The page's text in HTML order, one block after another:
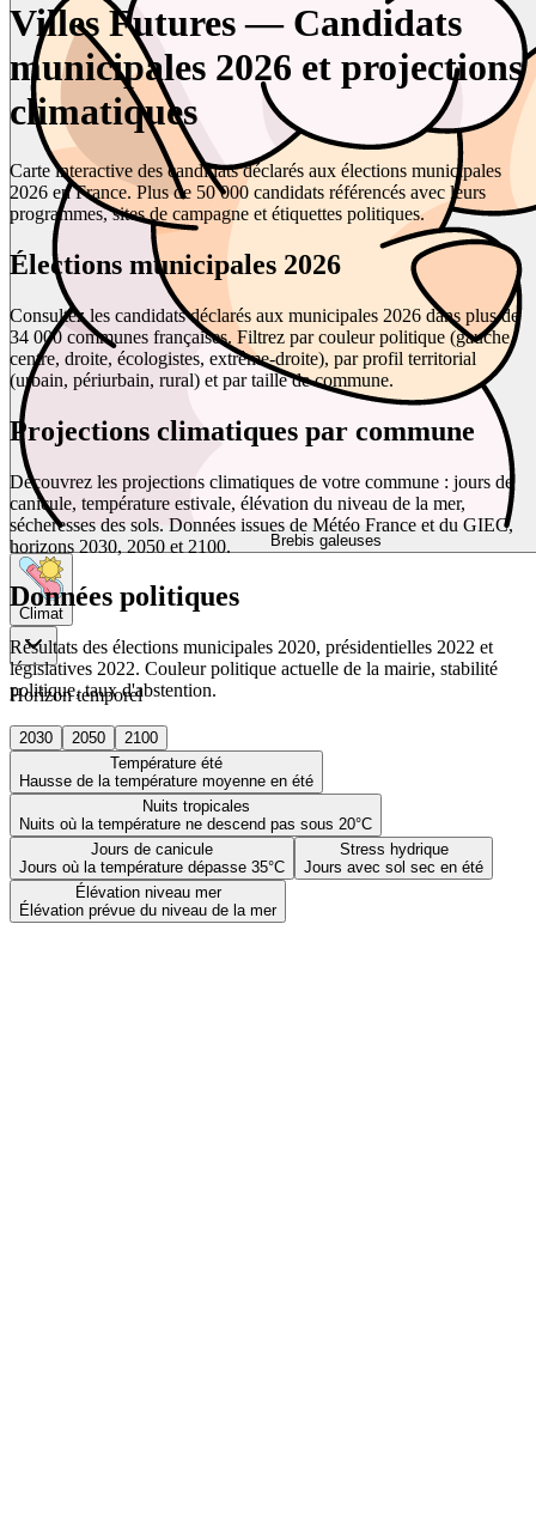
Brebis galeuses
Climat
Horizon temporel
2030 2050
2100
Température été
Hausse de la température moyenne en été
Nuits tropicales
Nuits où la température ne descend pas sous 20°C
Jours de canicule
Jours où la température dépasse 35°C
Stress hydrique
Jours avec sol sec en été
Élévation niveau mer
Élévation prévue du niveau de la mer
Villes Futures — Candidats
municipales 2026 et projections
climatiques
Carte interactive des candidats déclarés aux élections municipales
2026 en France. Plus de 50 000 candidats référencés avec leurs
programmes, sites de campagne et étiquettes politiques.
Élections municipales 2026
Consultez les candidats déclarés aux municipales 2026 dans plus de
34 000 communes françaises. Filtrez par couleur politique (gauche,
centre, droite, écologistes, extrême-droite), par profil territorial
(urbain, périurbain, rural) et par taille de commune.
Projections climatiques par commune
Découvrez les projections climatiques de votre commune : jours de
canicule, température estivale, élévation du niveau de la mer,
sécheresses des sols. Données issues de Météo France et du GIEC,
horizons 2030, 2050 et 2100.
Données politiques
Résultats des élections municipales 2020, présidentielles 2022 et
législatives 2022. Couleur politique actuelle de la mairie, stabilité
politique, taux d'abstention.